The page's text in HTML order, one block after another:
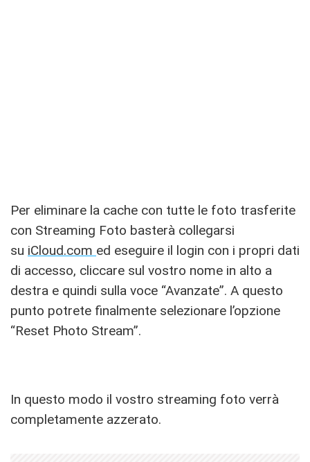
Per eliminare la cache con tutte le foto trasferite
con Streaming Foto basterà collegarsi
su iCloud.com ed eseguire il login con i propri dati
di accesso, cliccare sul vostro nome in alto a
destra e quindi sulla voce “Avanzate”. A questo
punto potrete finalmente selezionare l’opzione
“Reset Photo Stream”.
In questo modo il vostro streaming foto verrà
completamente azzerato.